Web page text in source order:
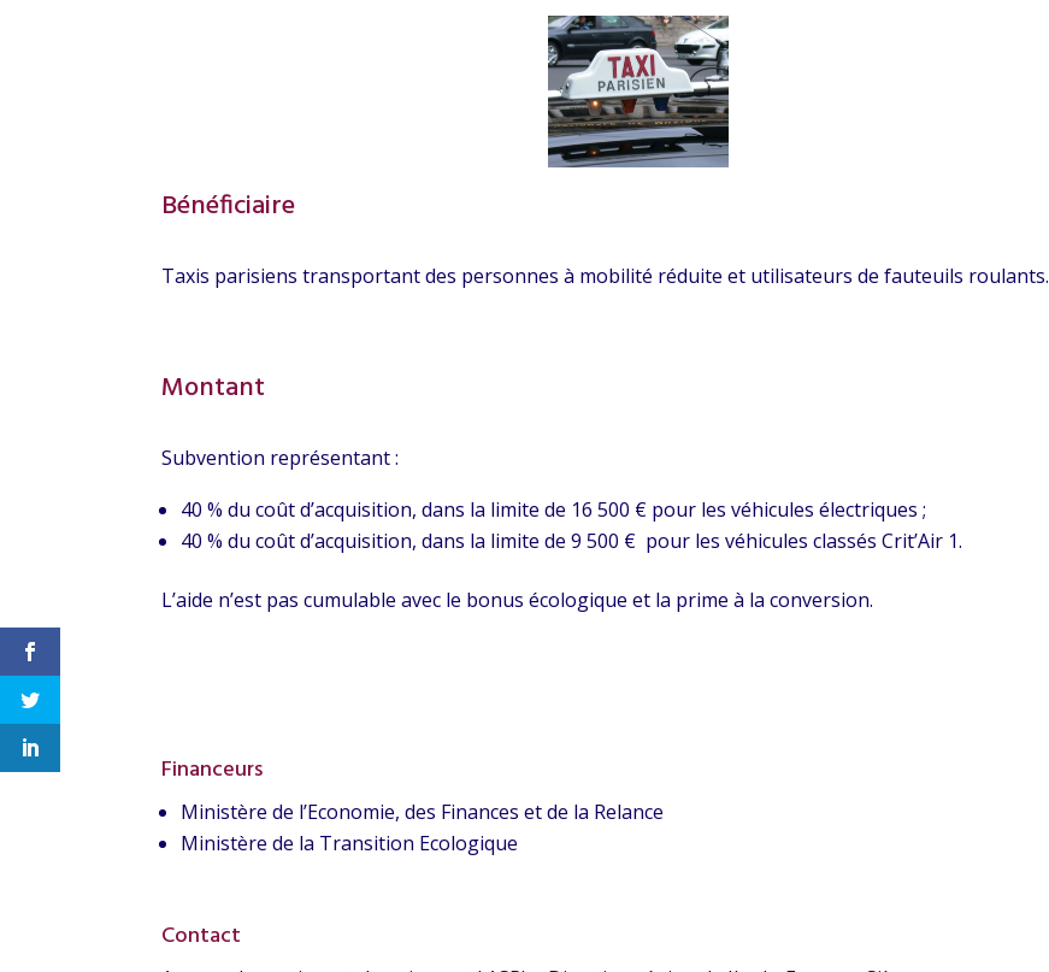
Bénéficiaire
Taxis parisiens transportant des personnes à mobilité réduite et utilisateurs de fauteuils roulants.
Montant
Subvention représentant :
40 % du coût d’acquisition, dans la limite de 16 500 € pour les véhicules électriques ;
40 % du coût d’acquisition, dans la limite de 9 500 € pour les véhicules classés Crit’Air 1.
L’aide n’est pas cumulable avec le bonus écologique et la prime à la conversion.
Financeurs
Ministère de l’Economie, des Finances et de la Relance
Ministère de la Transition Ecologique
Contact